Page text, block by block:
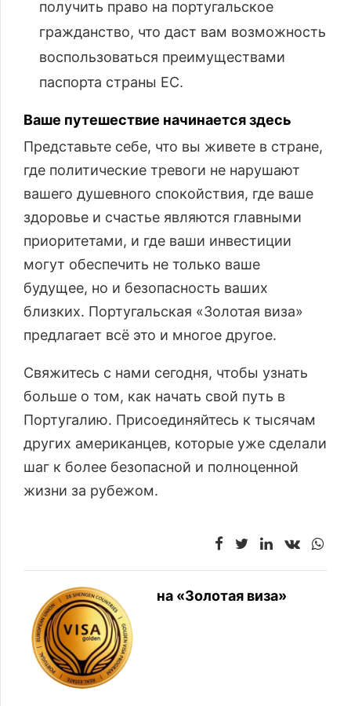
получить право на португальское
гражданство, что даст вам возможность
воспользоваться преимуществами
паспорта страны ЕС.
Ваше путешествие начинается здесь
Представьте себе, что вы живете в стране,
где политические тревоги не нарушают
вашего душевного спокойствия, где ваше
здоровье и счастье являются главными
приоритетами, и где ваши инвестиции
могут обеспечить не только ваше
будущее, но и безопасность ваших
близких. Португальская «Золотая виза»
предлагает всё это и многое другое.
Свяжитесь с нами сегодня, чтобы узнать
больше о том, как начать свой путь в
Португалию. Присоединяйтесь к тысячам
других американцев, которые уже сделали
шаг к более безопасной и полноценной
жизни за рубежом.
на «Золотая виза»